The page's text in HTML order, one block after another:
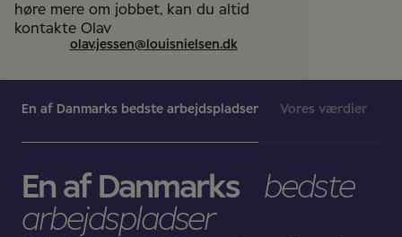
høre mere om jobbet, kan du altid
kontakte Olav
olav.jessen@louisnielsen.dk
En af Danmarks bedste arbejdspladser Vores værdier
En af Danmarks
bedste
arbejdspladser